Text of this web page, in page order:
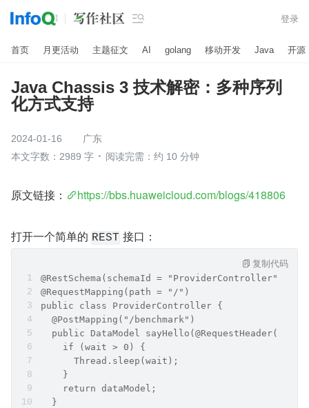
 登录
首页 月更活动 主题征文 AI golang 移动开发 Java 开源
Java Chassis 3 技术解密：多种序列
化方式支持
2024-01-16
广东
本文字数：2989 字
阅读完需：约 10 分钟
原文链接： https://bbs.huaweicloud.com/blogs/418806
打开一个简单的 REST 接口：
@RestSchema(schemaId = "ProviderController")
@RequestMapping(path = "/")
public class ProviderController {
  @PostMapping("/benchmark")
public DataModel
    if (wait > 0) {
      Thread.sleep(wait);
    }
    return dataModel;
  }
复制代码